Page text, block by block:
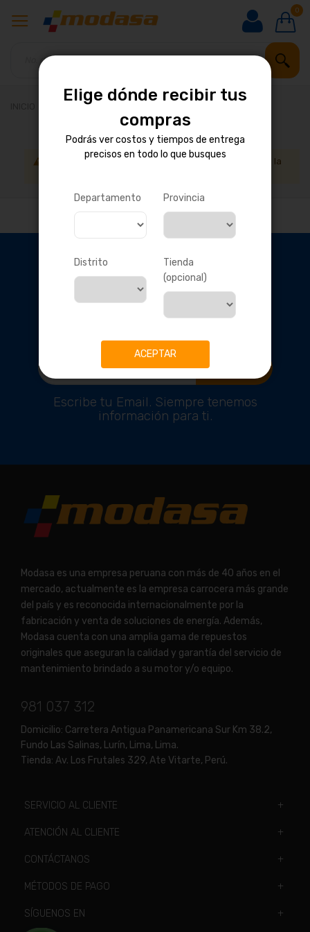
0
BICICLETAS
No podemos encontrar productos que coincida con la
OBTÉN DESCUENTOS
EXCLUSIVOS
Suscríbete!
Escribe tu Email. Siempre tenemos
información para ti.
Modasa es una empresa peruana con más de 40 años en el
mercado, actualmente es la empresa carrocera más grande
del país y es reconocida internacionalmente por la
fabricación y venta de soluciones de energía. Además,
Modasa cuenta con una amplia gama de repuestos
originales que aseguran la calidad y garantía del servicio de
mantenimiento brindado a su motor y/o equipo.
981 037 312
Domicilio: Carretera Antigua Panamericana Sur Km 38.2,
Fundo Las Salinas, Lurín, Lima, Lima.
Tienda: Av. Los Frutales 329, Ate Vitarte, Perú.
SERVICIO AL CLIENTE
ATENCIÓN AL CLIENTE
CONTÁCTANOS
MÉTODOS DE PAGO
SÍGUENOS EN
Elige dónde recibir tus
compras
Podrás ver costos y tiempos de entrega
precisos en todo lo que busques
Departamento Provincia
Distrito
Tienda
(opcional)
ACEPTAR